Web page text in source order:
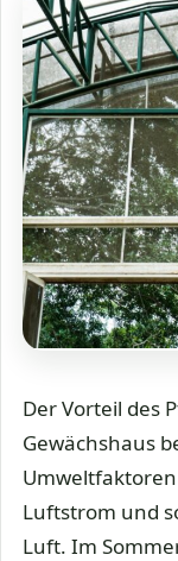
Der Vorteil des
Gewächshaus
Luftstrom und
Luft. Im